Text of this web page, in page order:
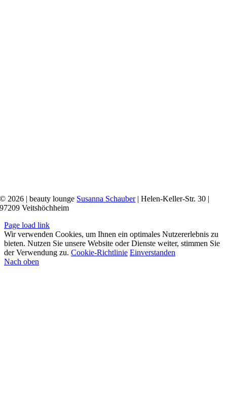
© 2026 | beauty lounge Susanna Schauber| Helen-Keller-Str. 30 |
97209 Veitshöchheim
Page load link
Wir verwenden Cookies, um Ihnen ein optimales Nutzererlebnis zu
bieten. Nutzen Sie unsere Website oder Dienste weiter, stimmen Sie
der Verwendung zu. Cookie-Richtlinie Einverstanden
Nach oben